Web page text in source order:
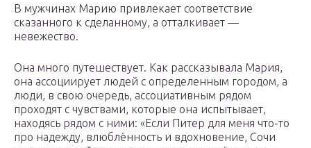
В мужчинах Марию привлекает соответствие
сказанного к сделанному, а отталкивает —
невежество.
Она много путешествует. Как рассказывала Мария,
она ассоциирует людей с определенным городом, а
люди, в свою очередь, ассоциативным рядом
проходят с чувствами, которые она испытывает,
находясь рядом с ними: «Если Питер для меня что-то
про надежду, влюблённость и вдохновение, Сочи